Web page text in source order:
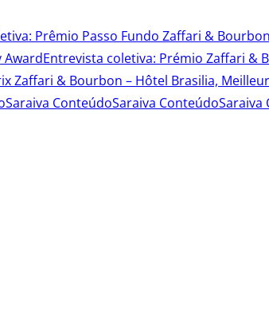
Prêmio Passo Fundo Zaffari &
AwardEntrevista coletiva: Prémio Zaffari &
Zaffari & Bourbon – Hôtel Brasilia,
Saraiva ConteúdoSaraiva ConteúdoSaraiva